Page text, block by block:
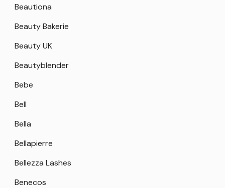
Beautiona
Beauty Bakerie
Beauty UK
Beautyblender
Bebe
Bell
Bella
Bellapierre
Bellezza Lashes
Benecos